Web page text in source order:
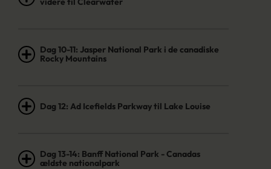
Dag 10-11: Jasper National Park i de canadiske
Rocky Mountains
Dag 12: Ad Icefields Parkway til Lake Louise
Dag 13-14: Banff National Park - Canadas
ældste nationalpark